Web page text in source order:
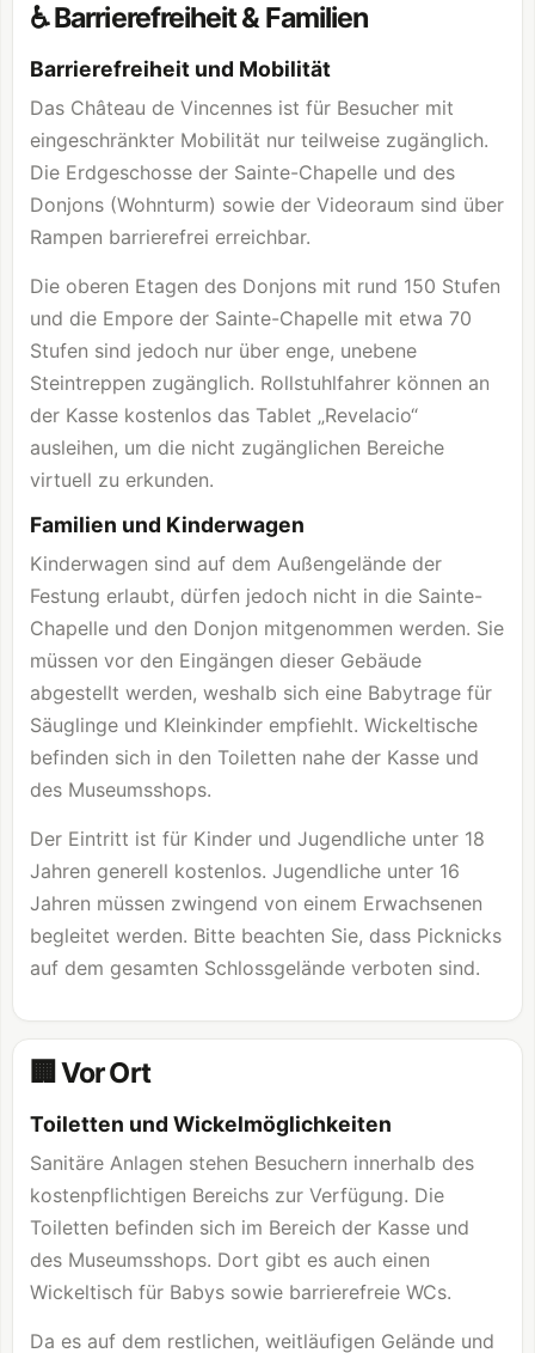
♿ Barrierefreiheit & Familien
Barrierefreiheit und Mobilität
Das Château de Vincennes ist für Besucher mit
eingeschränkter Mobilität nur teilweise zugänglich.
Die Erdgeschosse der Sainte-Chapelle und des
Donjons (Wohnturm) sowie der Videoraum sind über
Rampen barrierefrei erreichbar.
Die oberen Etagen des Donjons mit rund 150 Stufen
und die Empore der Sainte-Chapelle mit etwa 70
Stufen sind jedoch nur über enge, unebene
Steintreppen zugänglich. Rollstuhlfahrer können an
der Kasse kostenlos das Tablet „Revelacio“
ausleihen, um die nicht zugänglichen Bereiche
virtuell zu erkunden.
Familien und Kinderwagen
Kinderwagen sind auf dem Außengelände der
Festung erlaubt, dürfen jedoch nicht in die Sainte-
Chapelle und den Donjon mitgenommen werden. Sie
müssen vor den Eingängen dieser Gebäude
abgestellt werden, weshalb sich eine Babytrage für
Säuglinge und Kleinkinder empfiehlt. Wickeltische
befinden sich in den Toiletten nahe der Kasse und
des Museumsshops.
Der Eintritt ist für Kinder und Jugendliche unter 18
Jahren generell kostenlos. Jugendliche unter 16
Jahren müssen zwingend von einem Erwachsenen
begleitet werden. Bitte beachten Sie, dass Picknicks
auf dem gesamten Schlossgelände verboten sind.
🏢 Vor Ort
Toiletten und Wickelmöglichkeiten
Sanitäre Anlagen stehen Besuchern innerhalb des
kostenpflichtigen Bereichs zur Verfügung. Die
Toiletten befinden sich im Bereich der Kasse und
des Museumsshops. Dort gibt es auch einen
Wickeltisch für Babys sowie barrierefreie WCs.
Da es auf dem restlichen, weitläufigen Gelände und